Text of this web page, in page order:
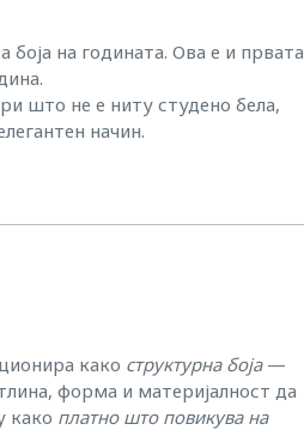
боја на годината. Ова е и првата
што не е ниту студено бела,
начин.
како структурна боја—
форма и материјалност да
како платно што повикува на